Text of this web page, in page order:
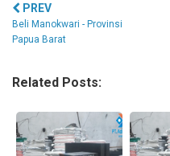
PREV
Beli Manokwari - Provinsi
Papua Barat
Related Posts: